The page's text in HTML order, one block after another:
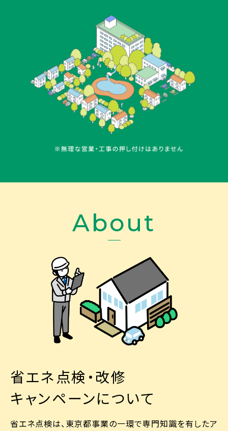
About
省エネ点検・改修
キャンペーンについて
省エネ点検は、東京都事業の一環で専門知識を有したア